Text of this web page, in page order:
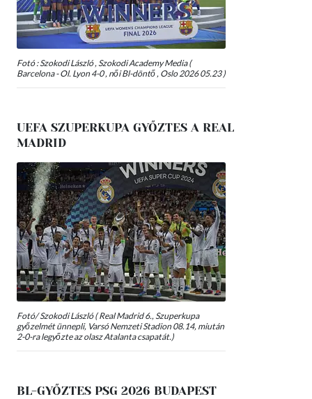
Fotó : Szokodi László , Szokodi Academy Media (
Barcelona - Ol. Lyon 4-0 , női Bl-döntő , Oslo 2026 05.23 )
UEFA SZUPERKUPA GYŐZTES A REAL
MADRID
Fotó/ Szokodi László ( Real Madrid 6., Szuperkupa
győzelmét ünnepli, Varsó Nemzeti Stadion 08.14, miután
2-0-ra legyőzte az olasz Atalanta csapatát.)
BL-GYŐZTES PSG 2026 BUDAPEST